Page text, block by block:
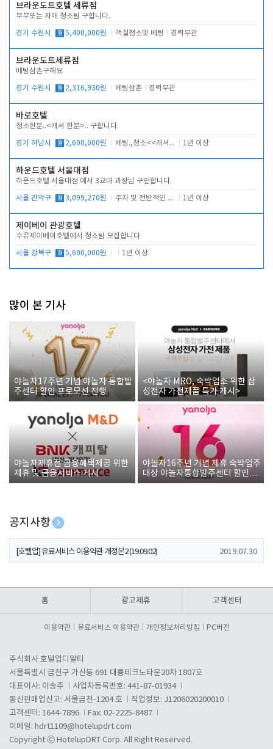
브라운도트호텔 세류점
부부또는 자매 청소팀 구합니다.
경기 수원시 월 5,400,000원 객실청소및 베팅 경력무관
브라운도트세류점
베팅삼촌구해요
경기 수원시 월 2,316,930원 베팅삼촌 경력무관
바로호텔
청소한분..<캐셔 한분>.. 구합니다.
경기 하남시 월 2,600,000원 베팅.,청소<<캐셔 모셔봅니다. 1년 이상
하운드호텔 서울대점
하운드호텔 서울대점 에서 3교대 과장님 구인합니다.
서울 관악구 월 3,099,270원 주차 및 전반적인 당번업무 1년 이상
제이베이 관광호텔
수유제이베이호텔에서 청소팀 모집합니다
서울 강북구 월 5,600,000원 1년 이상
많이 본 기사
야놀자17주년 기념 야놀자 통합발
주센터 할인 프로모션 진행
<야놀자 MRO, 숙박업소 위한 삼
성전자 가전제품 특가 개시>
야놀자제휴점 금융혜택제공 위한
제휴 및 금융서비스 게시
야놀자16주년 기념 제휴 숙박업주
대상 야놀자통합발주센터 할인쿠
폰 증정
공지사항
[호텔업] 개인정보 처리방침 개정본1 (19.09.02)
[호텔업] 유료서비스 이용약관 개정본2 (19.09.02) 2019.07.30
홈 광고제휴 고객센터
이용약관 유료서비스 이용약관 개인정보처리방침 PC버전
주식회사 호텔업디알티
서울특별시 금천구 가산동 691 대륭테크노타운20차 1807호
대표이사: 이송주
사업자등록번호: 441-87-01934
통신판매업신고: 서울금천-1204 호
직업정보: J1206020200010
고객센터: 1644-7896
Fax: 02-2225-8487
이메일: hdrt1109@hotelupdrt.com
Copyright ⓒ HotelupDRT Corp. All Right Reserved.